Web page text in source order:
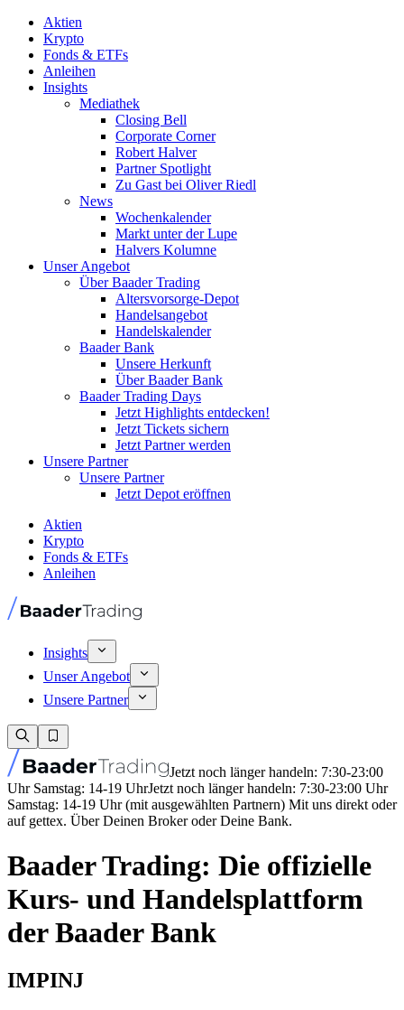
Aktien
Krypto
Fonds & ETFs
Anleihen
Insights
Mediathek
Closing Bell
Corporate Corner
Robert Halver
Partner Spotlight
Zu Gast bei Oliver Riedl
News
Wochenkalender
Markt unter der Lupe
Halvers Kolumne
Unser Angebot
Über Baader Trading
Altersvorsorge-Depot
Handelsangebot
Handelskalender
Baader Bank
Unsere Herkunft
Über Baader Bank
Baader Trading Days
Jetzt Highlights entdecken!
Jetzt Tickets sichern
Jetzt Partner werden
Unsere Partner
Unsere Partner
Jetzt Depot eröffnen
Aktien
Krypto
Fonds & ETFs
Anleihen
Insights
Unser Angebot
Unsere Partner
Jetzt noch länger handeln: 7:30-23:00
Uhr Samstag: 14-19 UhrJetzt noch länger handeln: 7:30-23:00 Uhr
Samstag: 14-19 Uhr (mit ausgewählten Partnern) Mit uns direkt oder
auf gettex. Über Deinen Broker oder Deine Bank.
Baader Trading: Die offizielle
Kurs- und Handelsplattform
der Baader Bank
IMPINJ